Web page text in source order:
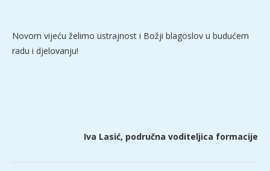
Novom vijeću želimo ustrajnost i Božji blagoslov u budućem
radu i djelovanju!
Iva Lasić, područna voditeljica formacije